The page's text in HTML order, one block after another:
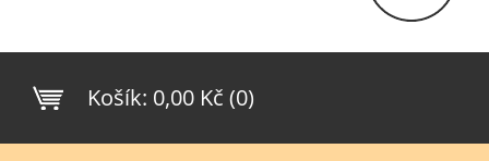
Košík: 0,00 Kč (0)